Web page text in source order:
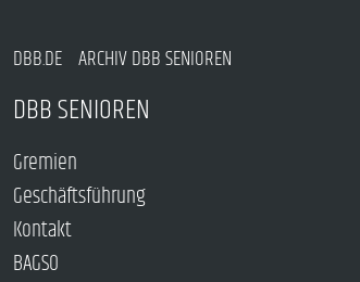
DBB.DE ARCHIV DBB SENIOREN
DBB SENIOREN
Gremien
Geschäftsführung
Kontakt
BAGSO